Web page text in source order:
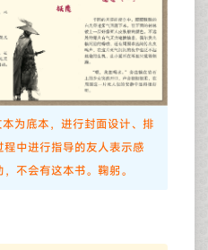
为底本，进行封面设计、排
中进行指导的友人表示感
不会有这本书。鞠躬。